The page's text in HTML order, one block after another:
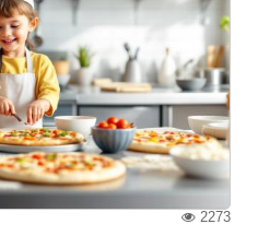
2273